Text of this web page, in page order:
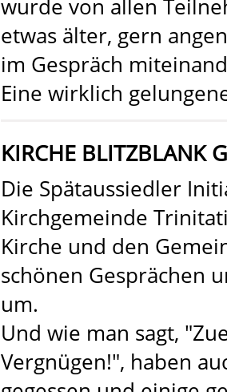
wurde von allen
etwas älter, gern
im Gespräch
Eine wirklich
KIRCHE BLITZBLANK
Die Spätaussiedler
Kirchgemeinde
Kirche und den
schönen Gesprächen
um.
Und wie man sagt,
Vergnügen!", haben